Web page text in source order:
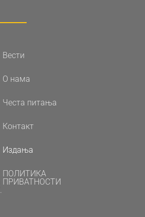
Вести
О нама
Честа питања
Контакт
Издања
ПОЛИТИКА
ПРИВАТНОСТИ